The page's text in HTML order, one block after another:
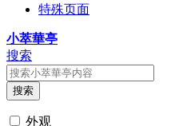
特殊页面
小萃華亭
搜索
搜索
外观